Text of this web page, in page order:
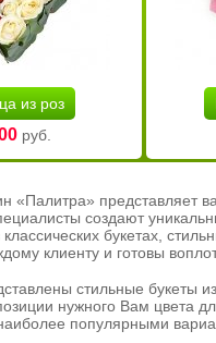
из роз
руб.
«Палитра» представляет
создают
классических букетах,
клиенту и готовы
стильные букеты
нужного Вам цвета
популярными